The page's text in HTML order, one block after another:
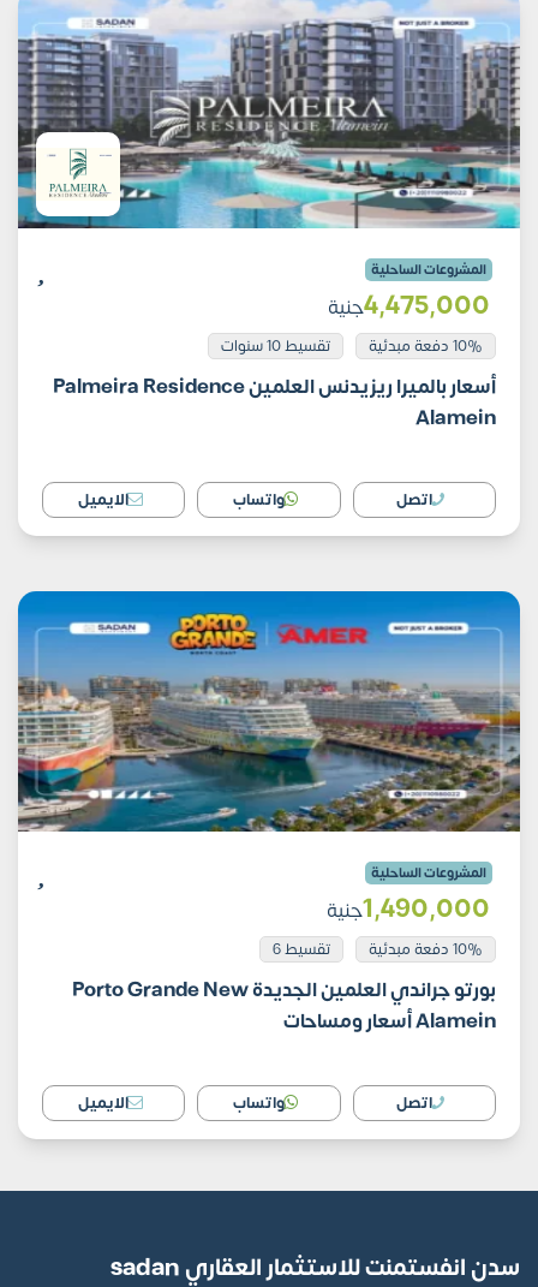
المشروعات الساحلية
4٬475٬000جنية
10% دفعة مبدئية تقسيط 10 سنوات
أسعار بالميرا ريزيدنس العلمين Palmeira Residence
Alamein
اتصل واتساب الايميل
المشروعات الساحلية
1٬490٬000جنية
10% دفعة مبدئية تقسيط 6
بورتو جراندي العلمين الجديدة Porto Grande New
Alamein أسعار ومساحات
اتصل واتساب الايميل
سدن انفستمنت للاستثمار العقاري sadan